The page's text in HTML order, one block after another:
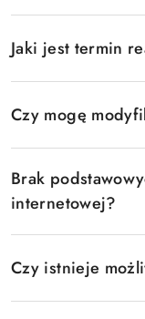
Jaki jest termin
Czy mogę
Brak
internetowej?
Czy istnieje